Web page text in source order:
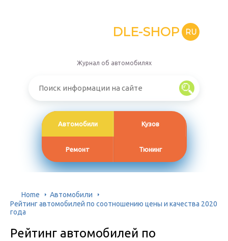
DLE-SHOP RU
Журнал об автомобилях
Автомобили Кузов
Ремонт Тюнинг
Home
Автомобили
Рейтинг автомобилей по соотношению цены и качества 2020
года
Рейтинг автомобилей по